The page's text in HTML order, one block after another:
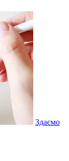
Здаємо